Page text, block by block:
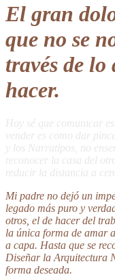
El gran
que no se
través de lo
hacer.
Hoy sé que comunicar
vender es como dar
y los Narratipos, no
reconocer la casa del
reducir la distancia a
Mi padre no dejó un
legado más puro y
otros, el de hacer del
la única forma de amar
a capa. Hasta que se
Diseñar la Arquitectura
forma deseada.